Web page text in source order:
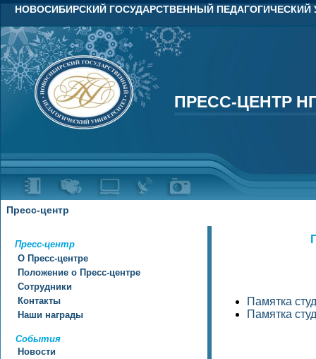
НОВОСИБИРСКИЙ ГОСУДАРСТВЕННЫЙ ПЕДАГОГИЧЕСКИЙ
ПРЕСС-ЦЕНТР
ПРЕСС-ЦЕНТР
Пресс-центр
Пресс-центр
О Пресс-центре
Положение о Пресс-центре
Сотрудники
Контакты
Наши награды
События
Новости
Памятка
Памятка